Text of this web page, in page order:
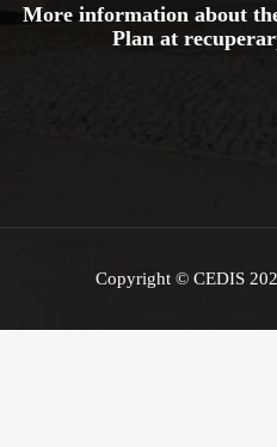
More information about
Plan at
Copyright © CEDIS